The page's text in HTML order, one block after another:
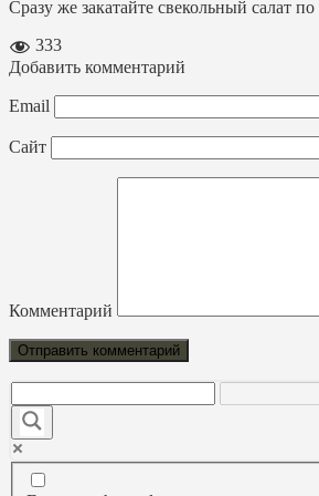
Сразу же закатайте свекольный салат
333
Добавить комментарий
Email
Сайт
Комментарий